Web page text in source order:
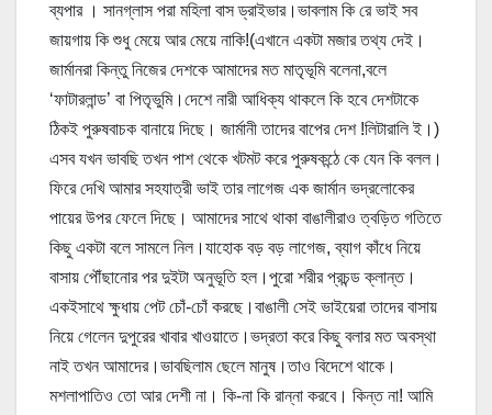
ব্যপার । সানগ্লাস পরা মহিলা বাস ড্রাইভার।ভাবলাম কি রে ভাই সব
জায়গায় কি শুধু মেয়ে আর মেয়ে নাকি!(এখানে একটা মজার তথ্য দেই।
জার্মানরা কিন্তু নিজের দেশকে আমাদের মত মাতৃভূমি বলেনা,বলে
‘ফাটারলান্ড’ বা পিতৃভুমি।দেশে নারী আধিক্য থাকলে কি হবে দেশটাকে
ঠিকই পুরুষবাচক বানায়ে দিছে। জার্মানী তাদের বাপের দেশ !লিটারালি ই।)
এসব যখন ভাবছি তখন পাশ থেকে খটমট করে পুরুষকন্ঠে কে যেন কি বলল।
ফিরে দেখি আমার সহযাত্রী ভাই তার লাগেজ এক জার্মান ভদ্রলোকের
পায়ের উপর ফেলে দিছে। আমাদের সাথে থাকা বাঙালীরাও ত্বড়িত গতিতে
কিছু একটা বলে সামলে নিল।যাহোক বড় বড় লাগেজ, ব্যাগ কাঁধে নিয়ে
বাসায় পৌঁছানোর পর দুইটা অনুভূতি হল।পুরো শরীর প্রচন্ড ক্লান্ত।
একইসাথে ক্ষুধায় পেট চোঁ-চোঁ করছে।বাঙালী সেই ভাইয়েরা তাদের বাসায়
নিয়ে গেলেন দুপুরের খাবার খাওয়াতে।ভদ্রতা করে কিছু বলার মত অবস্থা
নাই তখন আমাদের।ভাবছিলাম ছেলে মানুষ।তাও বিদেশে থাকে।
মশলাপাতিও তো আর দেশী না। কি-না কি রান্না করবে। কিন্ত না! আমি